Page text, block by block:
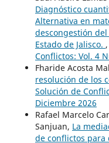
Diagnóstico
Alternativa en
descongestión
Estado de Jalisco. ,
Conflictos: Vol. 4
Fharide Acosta
resolución de los
Solución de
Diciembre 2026
Rafael Marcelo
Sanjuan, La
de conflictos para